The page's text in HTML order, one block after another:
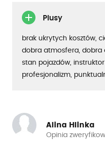
Plusy
brak ukrytych kosztów,
dobra atmosfera, dobra
stan pojazdów, instruktor
profesjonalizm,
Alina Hlinka
Opinia